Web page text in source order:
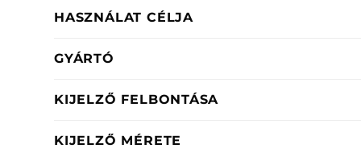
HASZNÁLAT CÉLJA
GYÁRTÓ
KIJELZŐ FELBONTÁSA
KIJELZŐ MÉRETE